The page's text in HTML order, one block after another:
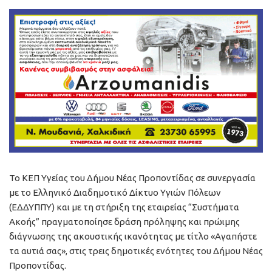
Το ΚΕΠ Υγείας του Δήμου Νέας Προποντίδας σε συνεργασία
με το Ελληνικό Διαδημοτικό Δίκτυο Υγιών Πόλεων
(ΕΔΔΥΠΠΥ) και με τη στήριξη της εταιρείας “Συστήματα
Ακοής” πραγματοποίησε δράση πρόληψης και πρώιμης
διάγνωσης της ακουστικής ικανότητας με τίτλο «Αγαπήστε
τα αυτιά σας», στις τρεις δημοτικές ενότητες του Δήμου Νέας
Προποντίδας.